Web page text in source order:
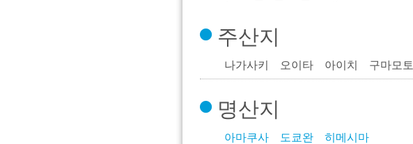
주산지
나가사키 오이타 아이치 구마모토
명산지
아마쿠사 도쿄완 히메시마